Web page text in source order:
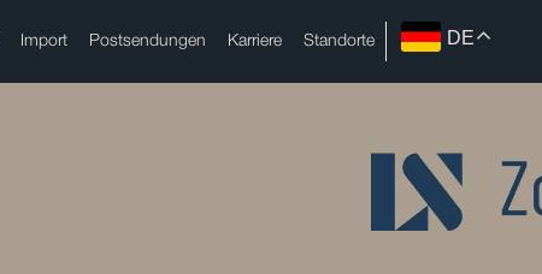
Import Postsendungen Karriere Standorte DE